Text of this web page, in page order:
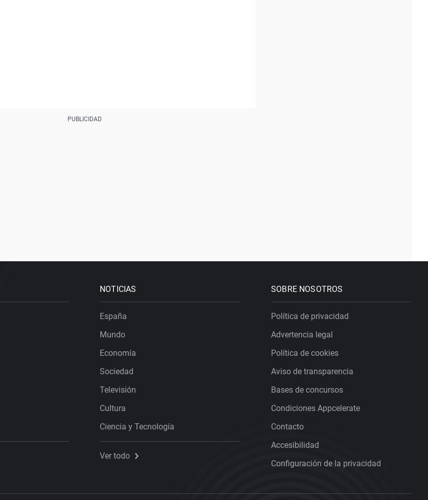
NOTICIAS
España
Mundo
Economía
Sociedad
Televisión
Cultura
Ciencia y Tecnología
Ver todo
SOBRE NOSOTROS
Política de privacidad
Advertencia legal
Política de cookies
Aviso de transparencia
Bases de concursos
Condiciones Appcelerate
Contacto
Accesibilidad
Configuración de la privacidad